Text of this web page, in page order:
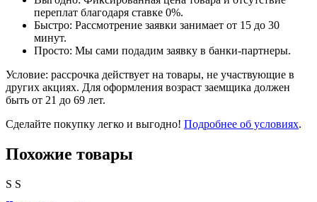
переплат благодаря ставке 0%.
Быстро: Рассмотрение заявки занимает от 15 до 30
минут.
Просто: Мы сами подадим заявку в банки-партнеры.
Условие: рассрочка действует на товары, не участвующие в
других акциях. Для оформления возраст заемщика должен
быть от 21 до 69 лет.
Сделайте покупку легко и выгодно! Подробнее об условиях.
Похожие товары
S S